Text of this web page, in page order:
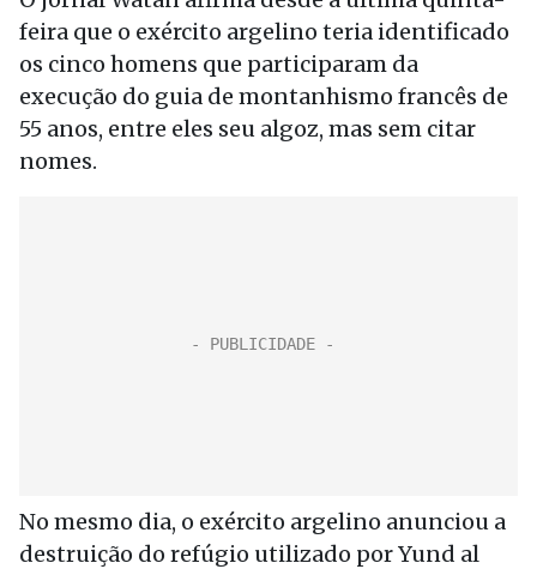
feira que o exército argelino teria identificado
os cinco homens que participaram da
execução do guia de montanhismo francês de
55 anos, entre eles seu algoz, mas sem citar
nomes.
No mesmo dia, o exército argelino anunciou a
destruição do refúgio utilizado por Yund al